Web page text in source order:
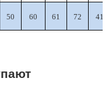
50 60 61 72 41